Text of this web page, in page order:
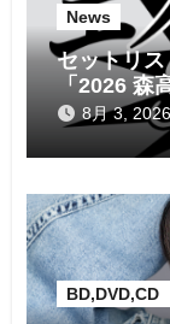
News
セットリ
「2026 森
tour」
8月 3, 2026
BD,DVD,CD